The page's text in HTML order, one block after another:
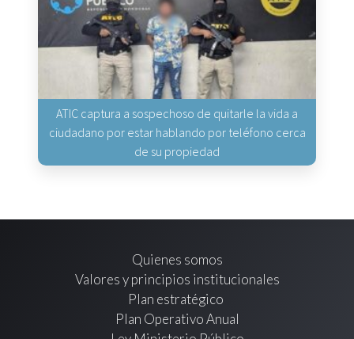
ATIC captura a sospechoso de quitarle la vida a
ciudadano por estar hablando por teléfono cerca
de su propiedad
Quienes somos
Valores y principios institucionales
Plan estratégico
Plan Operativo Anual